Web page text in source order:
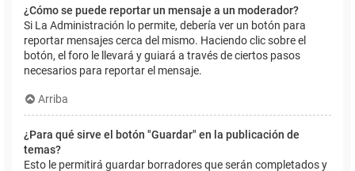
¿Cómo se puede reportar un mensaje a un moderador?
Si La Administración lo permite, debería ver un botón para
reportar mensajes cerca del mismo. Haciendo clic sobre el
botón, el foro le llevará y guiará a través de ciertos pasos
necesarios para reportar el mensaje.
Arriba
¿Para qué sirve el botón "Guardar" en la publicación de
temas?
Esto le permitirá guardar borradores que serán completados y